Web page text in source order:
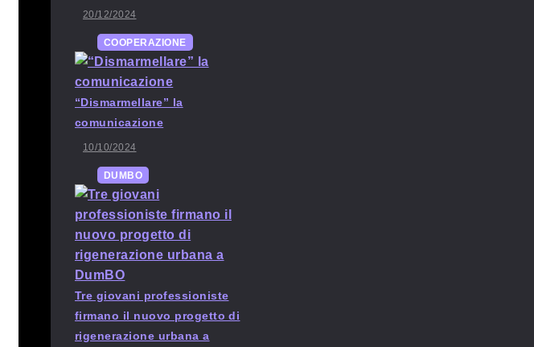
20/12/2024
COOPERAZIONE
“Dismarmellare” la
comunicazione
10/10/2024
DUMBO
Tre giovani professioniste
firmano il nuovo progetto di
rigenerazione urbana a